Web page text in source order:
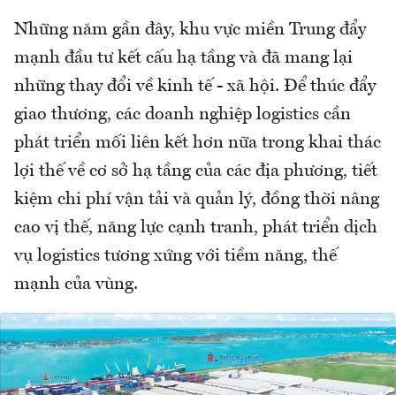
Những năm gần đây, khu vực miền Trung đẩy
mạnh đầu tư kết cấu hạ tầng và đã mang lại
những thay đổi về kinh tế - xã hội. Để thúc đẩy
giao thương, các doanh nghiệp logistics cần
phát triển mối liên kết hơn nữa trong khai thác
lợi thế về cơ sở hạ tầng của các địa phương, tiết
kiệm chi phí vận tải và quản lý, đồng thời nâng
cao vị thế, năng lực cạnh tranh, phát triển dịch
vụ logistics tương xứng với tiềm năng, thế
mạnh của vùng.